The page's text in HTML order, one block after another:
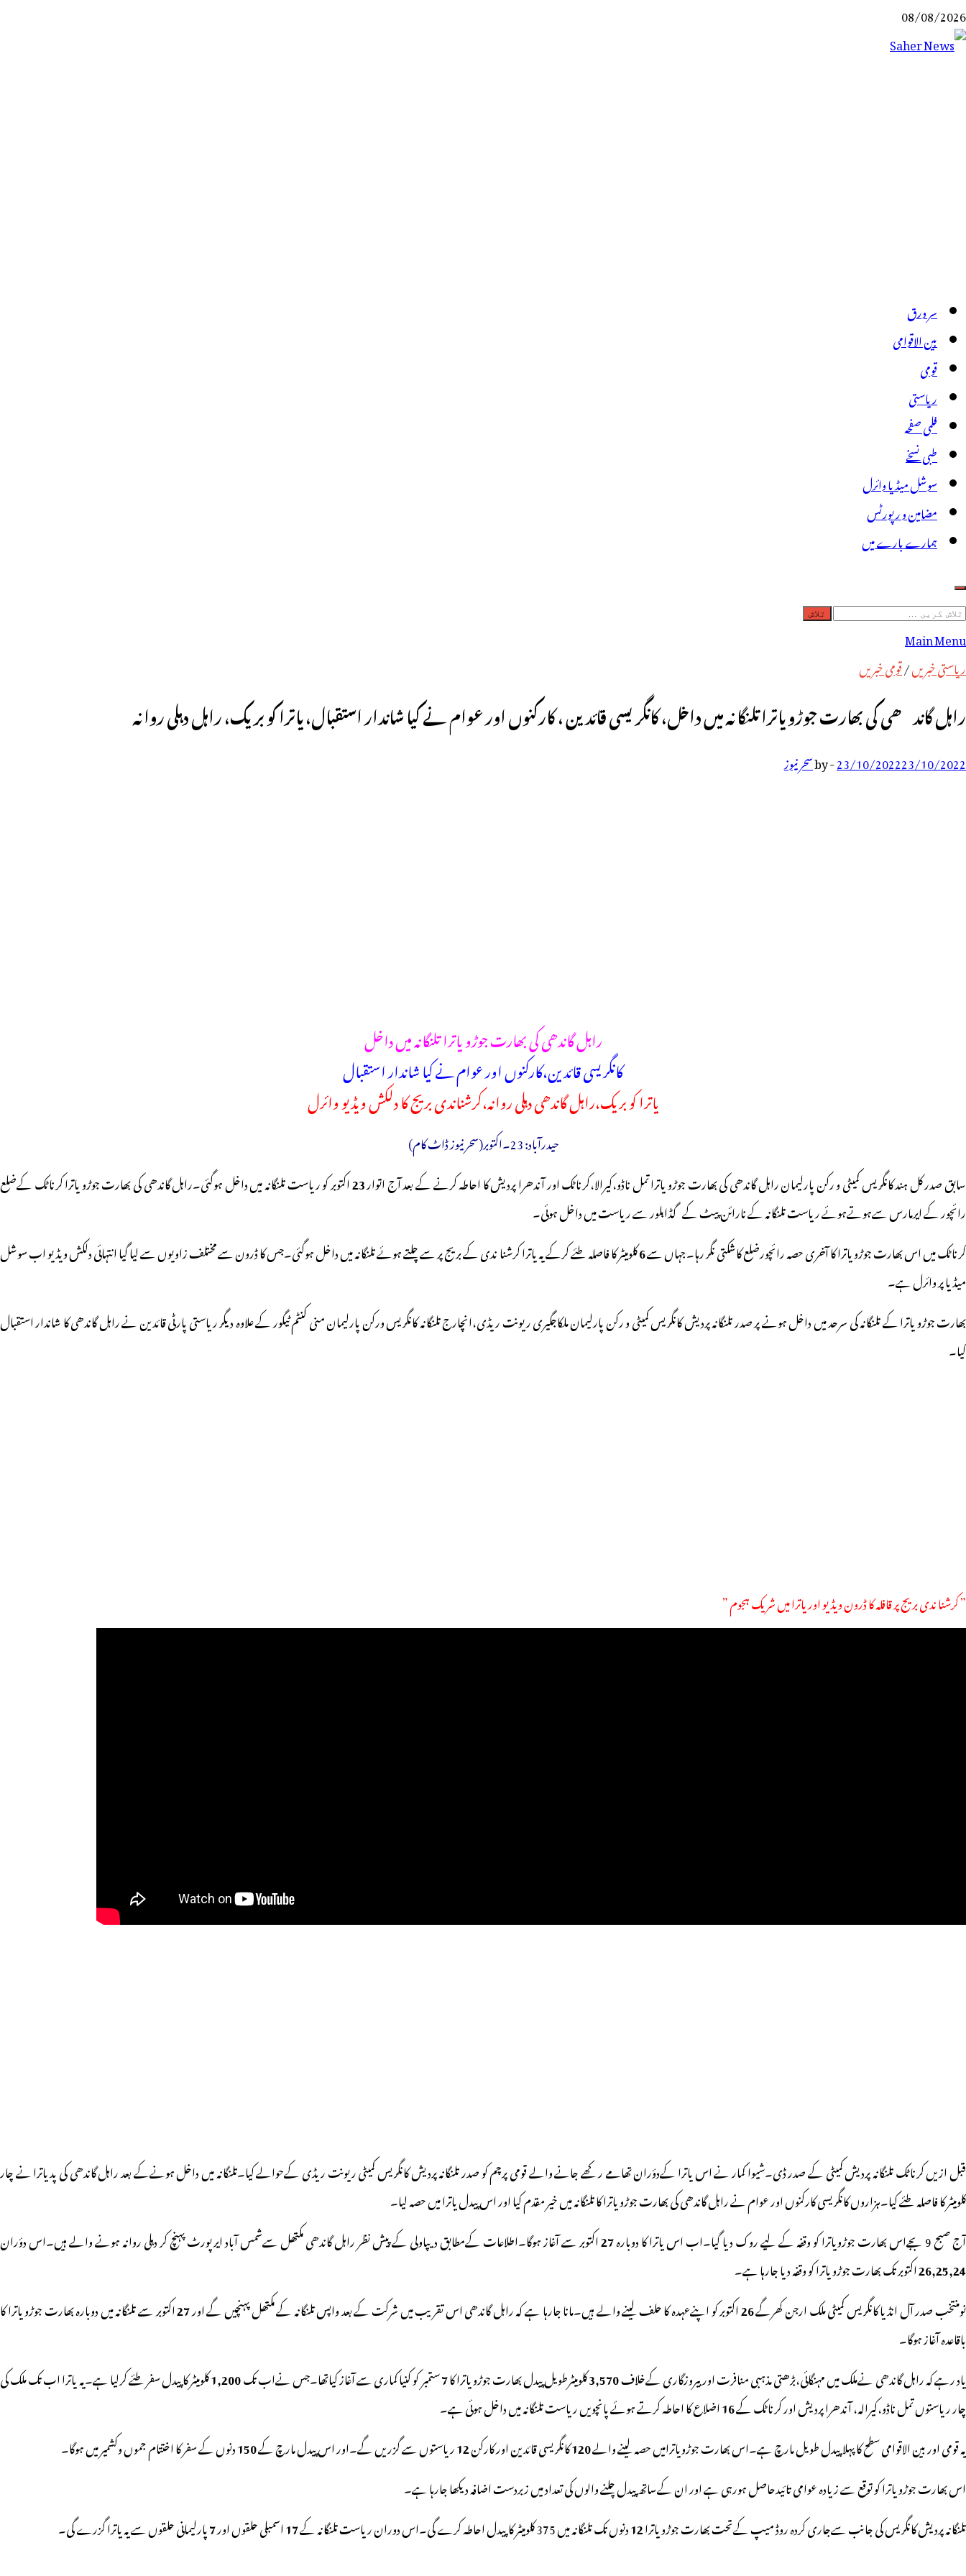
Skip
to
08/08/2026
سر ورق
بین الاقوامی
قومی
ریاستی
فلمی صفحہ
طبی نسخے
سوشل میڈیا وائرل
مضامین و رپورٹس
ہمارے بارے میں
تلاش
کریں
برائے:
Main Menu
ریاستی خبریں/قومی خبریں
راہل گاندھی کی بھارت جوڑو یاترا تلنگانہ میں داخل، کانگریسی قائدین ، کارکنوں اور عوام نے کیا شاندار استقبال، یاترا کو بریک، راہل دہلی روانہ
23/10/202223/10/2022
-
byسحر نیوز
راہل گاندھی کی بھارت جوڑو یاترا تلنگانہ میں داخل
کانگریسی قائدین،کارکنوں اور عوام نے کیا شاندار استقبال
یاترا کو بریک،راہل گاندھی دہلی روانہ،کرشناندی بریج کا دلکش ویڈیو وائرل
حیدرآباد: 23۔اکتوبر(سحر نیوز ڈاٹ کام)
سابق صدر کل ہند کانگریس کمیٹی و رکن پارلیمان راہل گاندھی کی بھارت جوڑو یاترا تمل ناڈو،کیرالا،کرناٹک اور آندھرا پردیش کا احاطہ کرنے کے بعد آج اتوار23اکتوبر کو ریاست تلنگانہ میں داخل ہوگئی۔راہل گاندھی کی بھارت جوڑو یاترا کرناٹک کےضلع
رائچور کے ایرمارس سےہوتےہوئے ریاست تلنگانہ کے نارائن پیٹ کے گڈابلور سے ریاست میں داخل ہوئی۔
کرناٹک میں اس بھارت جوڑو یاترا کا آخری حصہ رائچورضلع کاشکتی نگر رہا۔جہاں سے6کلومیٹر کا فاصلہ طئے کرکے یہ یاترا کرشنا ندی کے بریج پر سے چلتے ہوئے تلنگانہ میں داخل ہوگئی۔جس کا ڈرون سے مختلف زاویوں سے لیا گیا انتہائی دلکش ویڈیو اب سوشل
میڈیا پر وائرل ہے۔
بھارت جوڑو یاترا کے تلنگانہ کی سرحد میں داخل ہونے پر صدر تلنگانہ پردیش کانگریس کمیٹی و رکن پارلیمان ملکاجگیری ریونت ریڈی،انچارج تلنگانہ کانگریس ورکن پارلیمان منی کنٹم ٹیگور کے علاوہ دیگر ریاستی پارٹی قائدین نے راہل گاندھی کا شاندار استقبال
کیا۔
” کرشنا ندی بریج پر قافلہ کا ڈرون ویڈیو اور یاترا میں شریک ہجوم ”
قبل ازیں کرناٹک تلنگانہ پردیش کمیٹی کے صدر ڈی۔شیوا کمار نے اس یاترا کےدؤران تھامے رکھے جانے والے قومی پرچم کو صدر تلنگانہ پردیش کانگریس کمیٹی ریونت ریڈی کےحوالے کیا۔تلنگانہ میں داخل ہونےکے بعد راہل گاندھی کی پدیاترا نے چار
کلومیٹر کا فاصلہ طئے کیا۔ہزاروں کانگریسی کارکنوں اور عوام نے راہل گاندھی کی بھارت جوڑو یاترا کا تلنگانہ میں خیر مقدم کیا اور اس پیدل یاترا میں حصہ لیا۔
آج صبح 9 بجےاس بھارت جوڑویاترا کو وقفہ کے لیے روک دیا گیا۔اب اس یاترا کا دوبارہ
27اکتوبر سے آغاز ہوگا۔اطلاعات کےمطابق دیپاولی کے پیش نظر راہل گاندھی مکتھل سےشمس آباد ایرپورٹ پہنچ کر دہلی روانہ ہونے والے ہیں۔اس دؤران
26,25,24اکتوبر تک بھارت جوڑو یاترا کو وقفہ دیا جارہا ہے۔
نومنتخب صدر آل انڈیا کانگریس کمیٹی ملک ارجن کھرگے26اکتوبر کو اپنےعہدہ کا حلف لینے والے ہیں۔مانا جارہا ہے کہ راہل گاندھی اس تقریب میں شرکت کے بعد واپس تلنگانہ کے مکتھل پہنچیں گے اور27اکتوبر سے تلنگانہ میں دوبارہ بھارت جوڑو یاترا کا
باقاعدہ آغاز ہوگا۔
یاد رہے کہ راہل گاندھی نےملک میں مہنگائی،بڑھتی مذہبی منافرت اور بیروزگاری کےخلاف3,570کلومیٹرطویل پیدل بھارت جوڑو یاترا کا7ستمبر کو کنیا کماری سے آغاز کیاتھا۔جس نےاب تک1,200کلومیٹر کا پیدل سفر طئے کرلیا ہے۔یہ یاترااب تک ملک کی
چار ریاستوں تمل ناڈو،کیرالہ، آندھرا پردیش اور کرناٹک کے16اضلاع کا احاطہ کرتے ہوئے پانچویں ریاست تلنگانہ میں داخل ہوئی ہے۔
یہ قومی اور بین الاقوامی سطح کا پہلاپیدل طویل مارچ ہے۔اس بھارت جوڑویاترامیں حصہ لینے والے120کانگریسی قائدین اور کارکن12ریاستوں سے گزریں گے۔اور اس پیدل مارچ کے150دنوں کے سفر کا اختتام جموں وکشمیر میں ہوگا۔
اس بھارت جوڑو یاترا کو توقع سے زیادہ عوامی تائیدحاصل ہورہی ہے اور ان کےساتھ پیدل چلنے والوں کی تعداد میں زبردست اضافہ دیکھا جارہا ہے۔
تلنگانہ پردیش کانگریس کی جانب سےجاری کردہ روڈ میپ کےتحت بھارت جوڑو یاترا12دنوں تک تلنگانہ میں 375 کلومیٹر کاپیدل احاطہ کرے گی۔اس دوران ریاست تلنگانہ کے 17اسمبلی حلقوں اور7پارلیمانی حلقوں سے یہ یاترا گزرے گی۔